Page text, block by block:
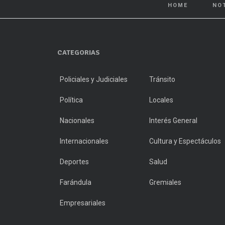
HOME
CATEGORIAS
Policiales y Judiciales Tránsito
Política Locales
Nacionales Interés General
Internacionales Cultura y Espectáculos
Deportes Salud
Farándula Gremiales
Empresariales